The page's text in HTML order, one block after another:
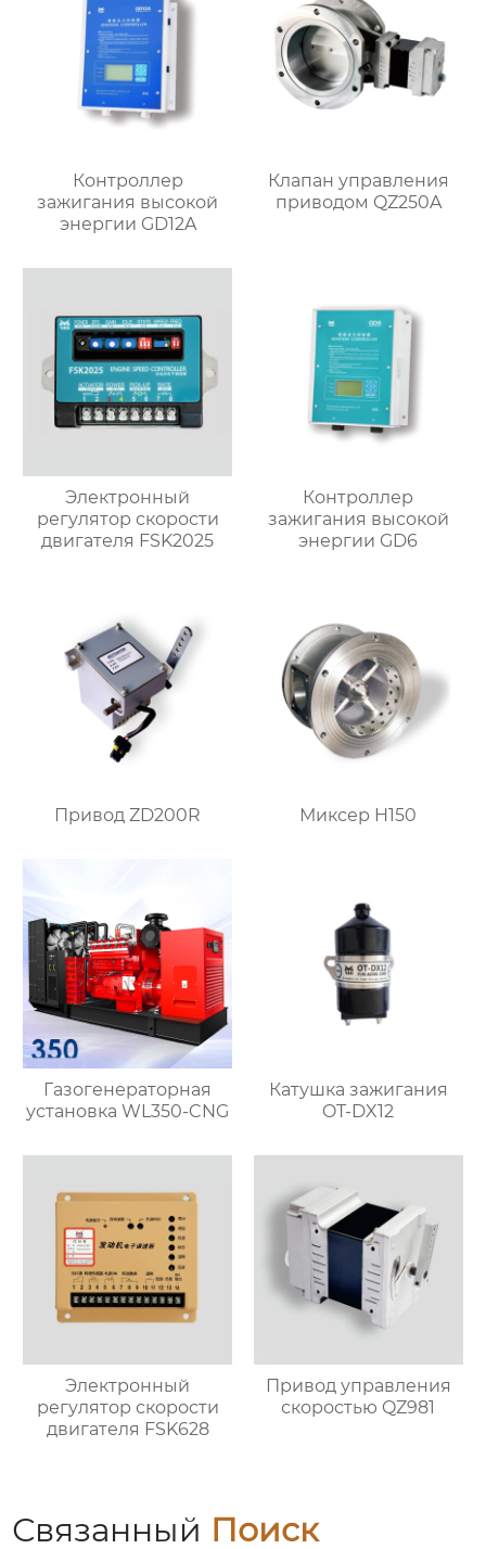
Контроллер
зажигания высокой
энергии GD12A
Клапан управления
приводом QZ250A
Электронный
регулятор скорости
двигателя FSK2025
Контроллер
зажигания высокой
энергии GD6
Привод ZD200R Миксер H150
Газогенераторная
установка WL350-CNG
Катушка зажигания
OT-DX12
Электронный
регулятор скорости
двигателя FSK628
Привод управления
скоростью QZ981
Связанный Поиск